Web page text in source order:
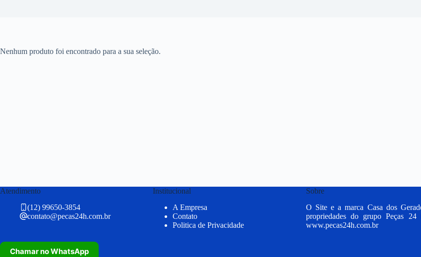
Nenhum produto foi encontrado para a sua seleção.
Atendimento
(12) 99650-3854
contato@pecas24h.com.br
Chamar no WhatsApp
Institucional
A Empresa
Contato
Politica de Privacidade
Sobre
O Site e a marca Casa dos
propriedades do grupo Peças 24
www.pecas24h.com.br